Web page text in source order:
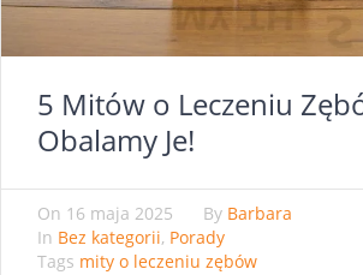
5 Mitów o Leczeniu
Obalamy Je!
On 16 maja 2025 By Barbara
In Bez kategorii, Porady
Tags mity o leczeniu zębów